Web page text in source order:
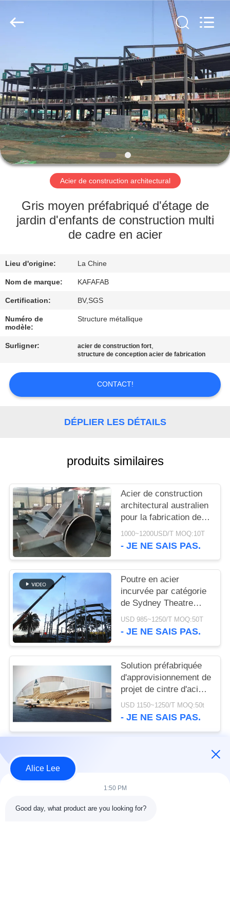
PRODUITS
VIDÉOS
SPECTACLE
DE
RÉALITÉ
VIRTUELLE
DE
NOUS
VISITE
DE
L'USINE
CONTRÔLE
QUALITÉ
NOUVELLES
CAS
PLAN
DU
SITE
POLITIQUE
DE
CONFIDENTIALITÉ
Fabrication
Acier de construction architectural
Gris moyen préfabriqué d'étage de
jardin d'enfants de construction multi
de cadre en acier
Lieu d'origine: La Chine
Nom de marque: KAFAFAB
Certification: BV,SGS
Numéro de
modèle:
Structure métallique
Surligner: acier de construction fort,
structure de conception acier de fabrication
CONTACT!
DÉPLIER LES DÉTAILS
produits similaires
Acier de construction
architectural australien
pour la fabrication de
mosquée de Newport
1000~1200USD/T MOQ:10T
- JE NE SAIS PAS.
Poutre en acier
incurvée par catégorie
de Sydney Theatre
Architectural Structural
Steel Q355B
USD 985~1250/T MOQ:50T
- JE NE SAIS PAS.
Solution préfabriquée
d'approvisionnement de
projet de cintre d'acier
de construction de
système de toit de
USD 1150~1250/T MOQ:50t
- JE NE SAIS PAS.
Catégories populaires Tous
structure métallique
métallique
Alice Lee
1:50 PM
Good day, what product are you looking for?